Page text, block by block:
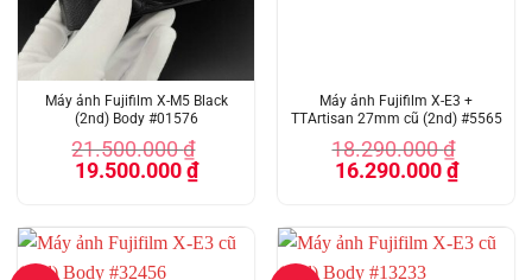
Máy ảnh Fujifilm X-M5 Black
(2nd) Body #01576
21.500.000₫
Giá
gốc
19.500.000₫Giá
hiện
19.500.000 ₫.
Máy ảnh Fujifilm X-E3 +
TTArtisan 27mm cũ (2nd) #5565
18.290.000₫
Giá
gốc
16.290.000₫Giá
hiện